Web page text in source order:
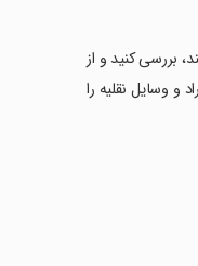
بررسی کنید و از
و وسایل نقلیه را